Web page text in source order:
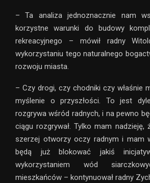
– Ta analiza jednoznacznie nam
korzystne warunki do budowy
rekreacyjnego – mówił radny
wykorzystaniu tego naturalnego
rozwoju miasta.
– Czy drogi, czy chodniki czy właśnie
myślenie o przyszłości. To jest
rozgrywa wśród radnych, i na pewno
ciągu rozgrywał. Tylko mam nadzieję,
szerzej otworzy oczy radnym i mam
będą już blokować jakiś
wykorzystaniem wód
mieszkańców – kontynuował radny